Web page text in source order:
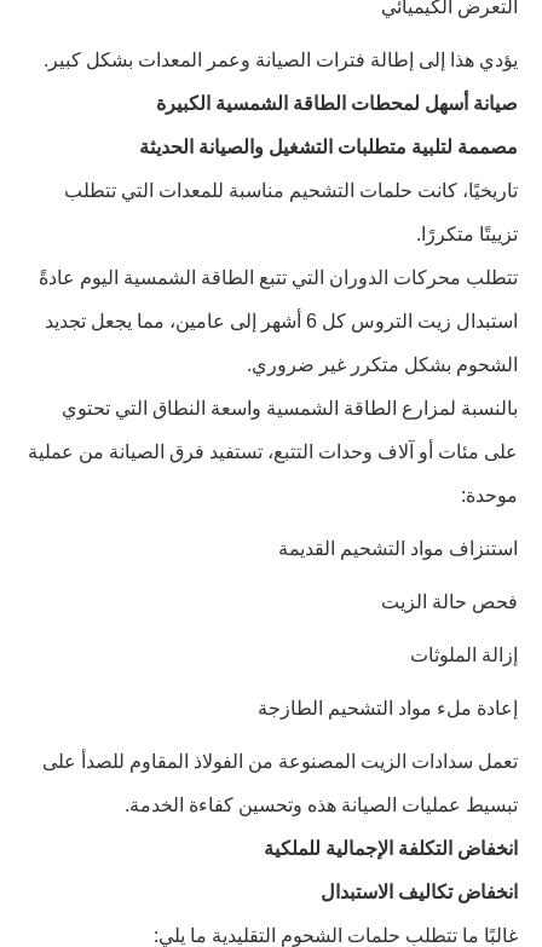
التعرض الكيميائي
يؤدي هذا إلى إطالة فترات الصيانة وعمر المعدات بشكل كبير.
صيانة أسهل لمحطات الطاقة الشمسية الكبيرة
مصممة لتلبية متطلبات التشغيل والصيانة الحديثة
تاريخيًا، كانت حلمات التشحيم مناسبة للمعدات التي تتطلب
تزييتًا متكررًا.
تتطلب محركات الدوران التي تتبع الطاقة الشمسية اليوم عادةً
استبدال زيت التروس كل 6 أشهر إلى عامين، مما يجعل تجديد
الشحوم بشكل متكرر غير ضروري.
بالنسبة لمزارع الطاقة الشمسية واسعة النطاق التي تحتوي
على مئات أو آلاف وحدات التتبع، تستفيد فرق الصيانة من عملية
موحدة:
استنزاف مواد التشحيم القديمة
فحص حالة الزيت
إزالة الملوثات
إعادة ملء مواد التشحيم الطازجة
تعمل سدادات الزيت المصنوعة من الفولاذ المقاوم للصدأ على
تبسيط عمليات الصيانة هذه وتحسين كفاءة الخدمة.
انخفاض التكلفة الإجمالية للملكية
انخفاض تكاليف الاستبدال
غالبًا ما تتطلب حلمات الشحوم التقليدية ما يلي: